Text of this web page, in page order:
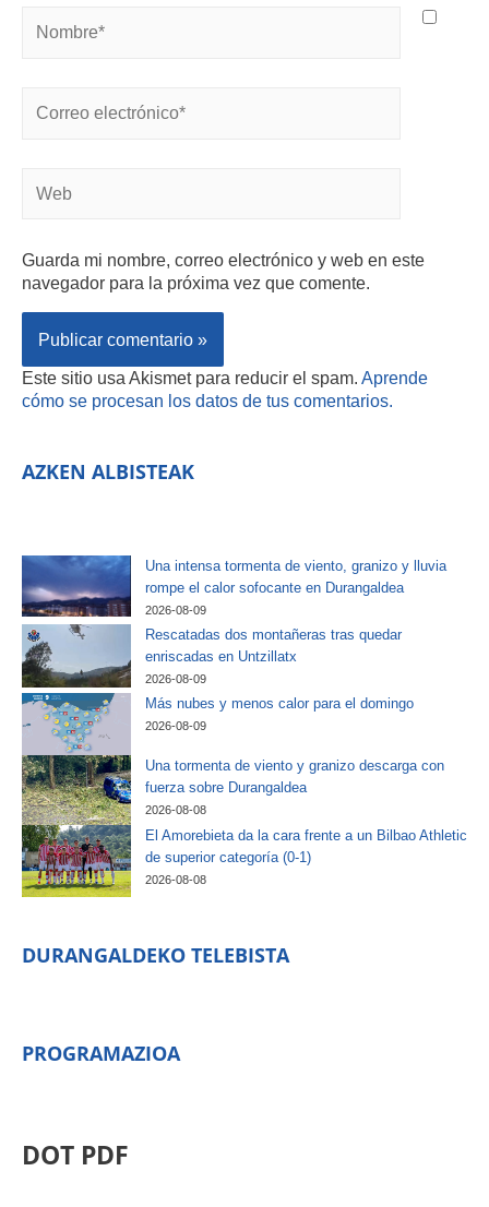
Guarda mi nombre, correo electrónico y web en este
navegador para la próxima vez que comente.
Este sitio usa Akismet para reducir el spam. Aprende
cómo se procesan los datos de tus comentarios.
AZKEN ALBISTEAK
Una intensa tormenta de viento, granizo y lluvia
rompe el calor sofocante en Durangaldea
2026-08-09
Rescatadas dos montañeras tras quedar
enriscadas en Untzillatx
2026-08-09
Más nubes y menos calor para el domingo
2026-08-09
Una tormenta de viento y granizo descarga con
fuerza sobre Durangaldea
2026-08-08
El Amorebieta da la cara frente a un Bilbao Athletic
de superior categoría (0-1)
2026-08-08
DURANGALDEKO TELEBISTA
PROGRAMAZIOA
DOT PDF